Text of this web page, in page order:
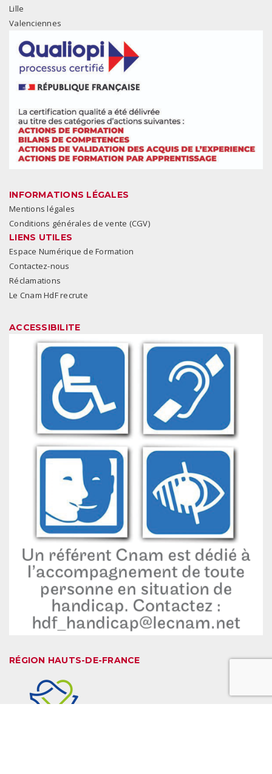
Lille
Valenciennes
INFORMATIONS LÉGALES
Mentions légales
Conditions générales de vente (CGV)
LIENS UTILES
Espace Numérique de Formation
Contactez-nous
Réclamations
Le Cnam HdF recrute
ACCESSIBILITE
RÉGION HAUTS-DE-FRANCE